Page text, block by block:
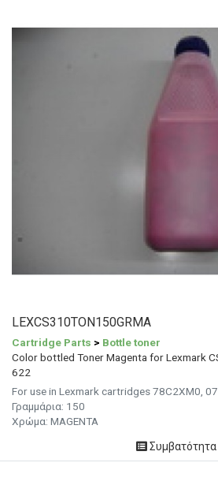
LEXCS310TON150GRMA
Cartridge Parts > Bottle toner
Color bottled Toner Magenta for Lexmark
622
For use in Lexmark cartridges 78C2XM0,
Γραμμάρια: 150
Χρώμα: MAGENTA
Συμβατότητα